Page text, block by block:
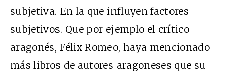
subjetiva. En la que influyen factores
subjetivos. Que por ejemplo el crítico
aragonés, Félix Romeo, haya mencionado
más libros de autores aragoneses que su